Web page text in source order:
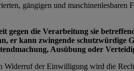
gängigen und maschinenlesbaren
gegen die Verarbeitung sie
er kann zwingende
Ausübung oder
der Einwilligung wird die